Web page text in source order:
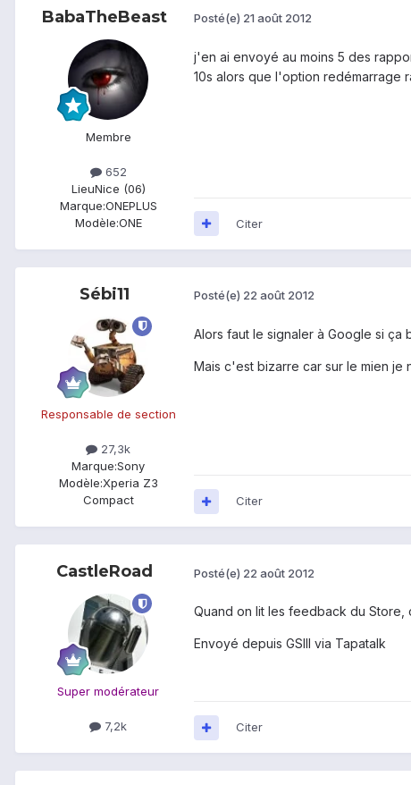
BabaTheBeast
Membre
652
LieuNice (06)
Marque:ONEPLUS
Modèle:ONE
Posté(e) 21 août 2012
j'en ai envoyé au moins 5 des
10s alors que l'option redémarrage
Citer
Sébi11
Responsable de section
27,3k
Marque:Sony
Modèle:Xperia Z3
Compact
Posté(e) 22 août 2012
Alors faut le signaler à Google si ça
Mais c'est bizarre car sur le mien
Citer
CastleRoad
Super modérateur
7,2k
Posté(e) 22 août 2012
Quand on lit les feedback du
Envoyé depuis GSIII via Tapatalk
Citer